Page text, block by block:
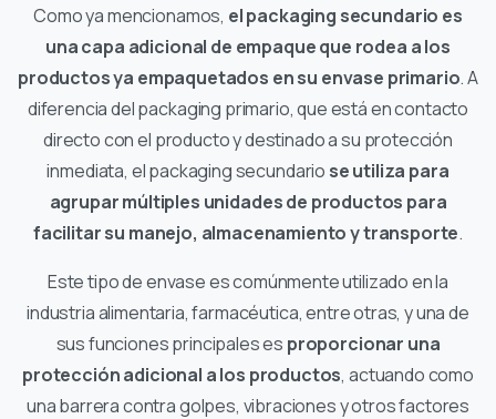
Como ya mencionamos, el packaging secundario es
una capa adicional de empaque que rodea a los
productos ya empaquetados en su envase primario. A
diferencia del packaging primario, que está en contacto
directo con el producto y destinado a su protección
inmediata, el packaging secundario se utiliza para
agrupar múltiples unidades de productos para
facilitar su manejo, almacenamiento y transporte.
Este tipo de envase es comúnmente utilizado en la
industria alimentaria, farmacéutica, entre otras, y una de
sus funciones principales es proporcionar una
protección adicional a los productos, actuando como
una barrera contra golpes, vibraciones y otros factores